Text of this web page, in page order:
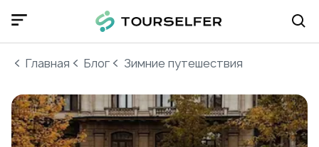
Главная Блог Зимние путешествия